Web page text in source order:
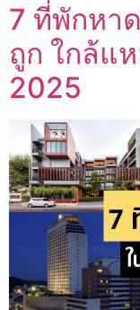
7 ที่พักหา
ถูก ใกล้แ
2025